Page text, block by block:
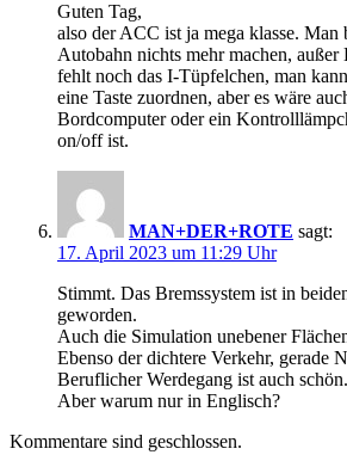
Guten Tag,
also der ACC ist ja mega klasse. Man
Autobahn nichts mehr machen,
fehlt noch das I-Tüpfelchen, man
eine Taste zuordnen, aber es wäre
Bordcomputer oder ein
on/off ist.
MAN+DER+ROTE sagt:
17. April 2023 um 11:29 Uhr
Stimmt. Das Bremssystem ist in
geworden.
Auch die Simulation unebener
Ebenso der dichtere Verkehr, gerade
Beruflicher Werdegang ist auch schön.
Aber warum nur in Englisch?
Kommentare sind geschlossen.